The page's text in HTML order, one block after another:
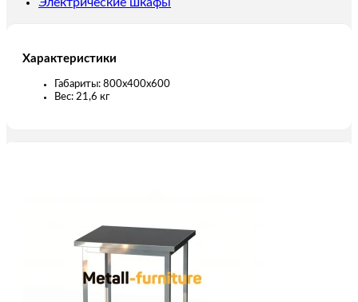
Характеристики
Габариты: 800х400х600
Вес: 21,6 кг